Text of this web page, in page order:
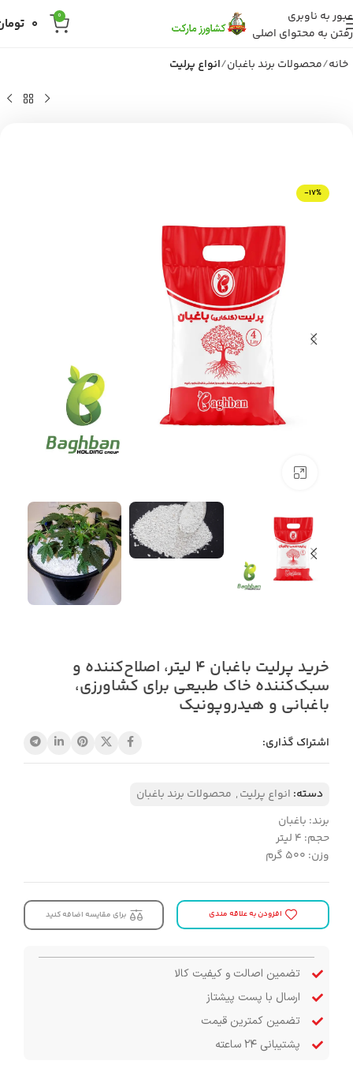
عبور به ناوبری
رفتن به محتوای اصلی
0
0
خانه محصولات برند باغبان انواع پرلیت
-17%
خرید پرلیت باغبان 4 لیتر، اصلاح‌کننده و
سبک‌کننده خاک طبیعی برای کشاورزی،
باغبانی و هیدروپونیک
اشتراک گذاری:
دسته: انواع پرلیت, محصولات برند باغبان
برند: باغبان
حجم: 4 لیتر
وزن: 500 گرم
افزودن به علاقه مندی برای مقایسه اضافه کنید
تضمین اصالت و کیفیت کالا
ارسال با پست پیشتاز
تضمین کمترین قیمت
پشتیبانی ۲۴ ساعته